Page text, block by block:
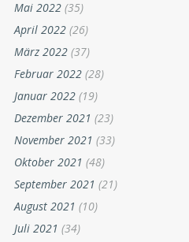
Mai 2022 (35)
April 2022 (26)
März 2022 (37)
Februar 2022 (28)
Januar 2022 (19)
Dezember 2021 (23)
November 2021 (33)
Oktober 2021 (48)
September 2021 (21)
August 2021 (10)
Juli 2021 (34)